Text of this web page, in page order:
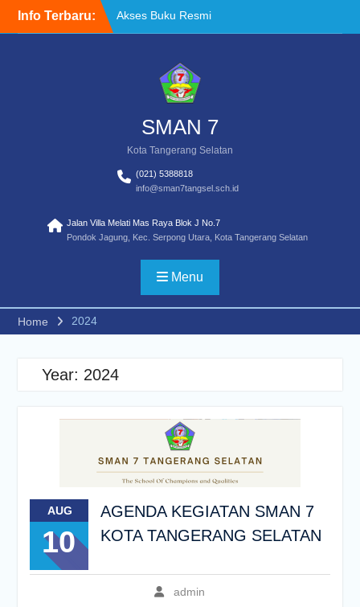
Info Terbaru:
Akses Buku Resmi
Kemendikdasmen melalui
Perbukuan Indonesia (SIBI)
WELCOME BACK TO
SMAN 7
Kota Tangerang Selatan
(021) 5388818
info@sman7tangsel.sch.id
Jalan Villa Melati Mas Raya Blok J No.7
Pondok Jagung, Kec. Serpong Utara, Kota Tangerang Selatan
Menu
Home 2024
Year: 2024
AUG
10
AGENDA KEGIATAN SMAN 7
KOTA TANGERANG SELATAN
admin